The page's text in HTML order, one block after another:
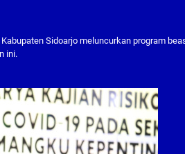
Sidoarjo meluncurkan program
ini.